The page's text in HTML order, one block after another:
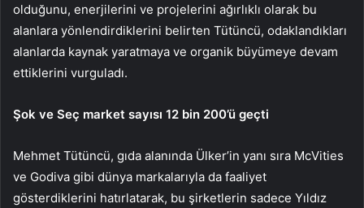
olduğunu, enerjilerini ve projelerini ağırlıklı olarak bu
alanlara yönlendirdiklerini belirten Tütüncü, odaklandıkları
alanlarda kaynak yaratmaya ve organik büyümeye devam
ettiklerini vurguladı.
Şok ve Seç market sayısı 12 bin 200’ü geçti
Mehmet Tütüncü, gıda alanında Ülker’in yanı sıra McVities
ve Godiva gibi dünya markalarıyla da faaliyet
gösterdiklerini hatırlatarak, bu şirketlerin sadece Yıldız